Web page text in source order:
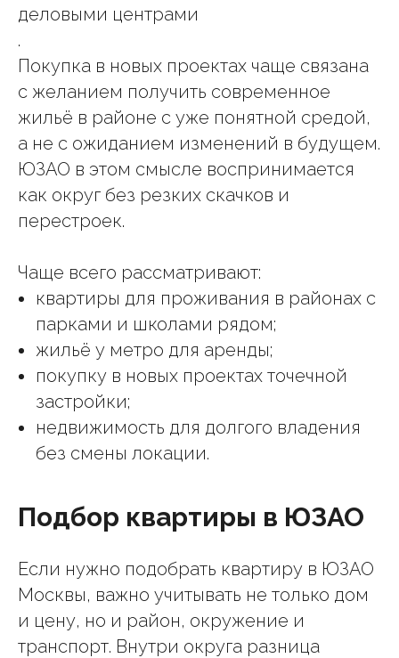
деловыми центрами
.
Покупка в новых проектах чаще связана
с желанием получить современное
жильё в районе с уже понятной средой,
а не с ожиданием изменений в будущем.
ЮЗАО в этом смысле воспринимается
как округ без резких скачков и
перестроек.
Чаще всего рассматривают:
квартиры для проживания в районах с
парками и школами рядом;
жильё у метро для аренды;
покупку в новых проектах точечной
застройки;
недвижимость для долгого владения
без смены локации.
Подбор квартиры в ЮЗАО
Если нужно подобрать квартиру в ЮЗАО
Москвы, важно учитывать не только дом
и цену, но и район, окружение и
транспорт. Внутри округа разница